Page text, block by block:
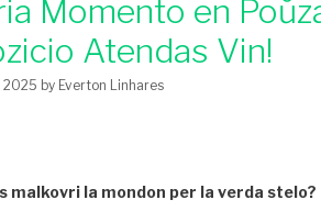
Momento en
Atendas Vin!
2025 by Everton Linhares
malkovri la mondon per la verda stelo?